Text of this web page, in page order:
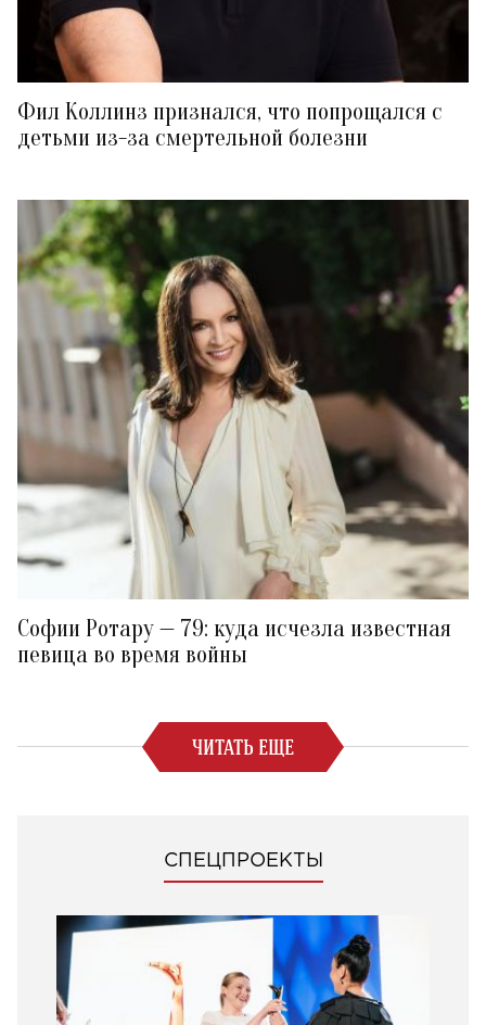
Фил Коллинз признался, что попрощался с
детьми из-за смертельной болезни
Софии Ротару — 79: куда исчезла известная
певица во время войны
ЧИТАТЬ ЕЩЕ
СПЕЦПРОЕКТЫ